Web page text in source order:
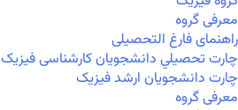
معرفی گروه
راهنمای فارغ التحصیلی
چارت تحصيلي دانشجویان کارشناسی فیزیک
چارت دانشجویان ارشد فیزیک
معرفی گروه